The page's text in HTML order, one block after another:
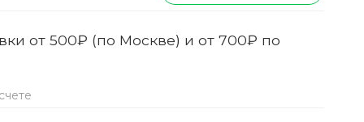
от 500₽ (по Москве) и от 700₽ по